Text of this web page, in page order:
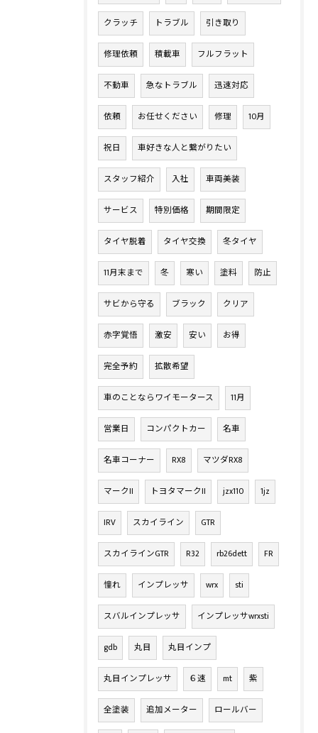
クラッチ トラブル 引き取り
修理依頼 積載車 フルフラット
不動車 急なトラブル 迅速対応
依頼 お任せください 修理 10月
祝日 車好きな人と繋がりたい
スタッフ紹介 入社 車両美装
サービス 特別価格 期間限定
タイヤ脱着 タイヤ交換 冬タイヤ
11月末まで 冬 寒い 塗料 防止
サビから守る ブラック クリア
赤字覚悟 激安 安い お得
完全予約 拡散希望
車のことならワイモータース 11月
営業日 コンパクトカー 名車
名車コーナー RX8 マツダRX8
マークII トヨタマークII jzx110 1jz
IRV スカイライン GTR
スカイラインGTR R32 rb26dett FR
憧れ インプレッサ wrx sti
スバルインプレッサ インプレッサwrxsti
gdb 丸目 丸目インプ
丸目インプレッサ ６速 mt 紫
全塗装 追加メーター ロールバー